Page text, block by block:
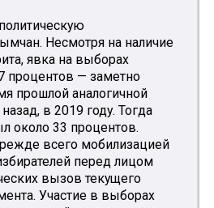
Несмотря на наличие
явка на выборах
процентов — заметно
прошлой аналогичной
в 2019 году. Тогда
около 33 процентов.
всего мобилизацией
перед лицом
вызов текущего
Участие в выборах